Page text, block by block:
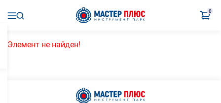
0
Элемент не найден!